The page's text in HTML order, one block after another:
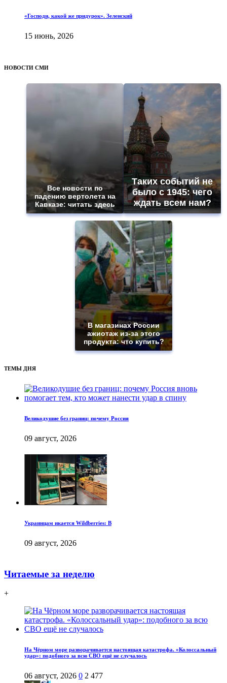
«Господи, какой же придурок». Зеленский
15 июнь, 2026
НОВОСТИ СМИ
Все новости по
падению вертолета на
Кавказе: читать здесь
Таких событий не
было с 1945: чего
ждать всем нам?
В магазинах России
ажиотаж из-за этого
продукта: что купить?
ТЕМЫ ДНЯ
Великодушие без границ: почему Россия
09 август, 2026
Украинцам икается Wildberries: В
09 август, 2026
Читаемые за неделю
+
На Чёрном море разворачивается настоящая катастрофа. «Колоссальный
удар»: подобного за всю СВО ещё не случалось
06 август, 2026 0 2 477